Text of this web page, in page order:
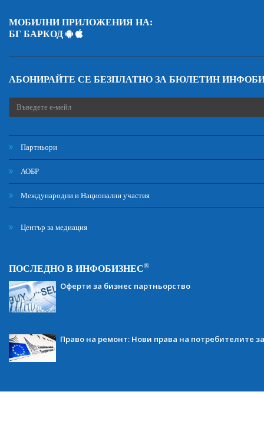
МОБИЛНИ ПРИЛОЖЕНИЯ НА:
БГ БАРКОД
АБОНИРАЙТЕ СЕ БЕЗПЛАТНО ЗА БЮЛЕТИН
Партньори
АОБР
Международни и Национални участия
Център за медиация
ПОСЛЕДНО В ИНФОБИЗНЕС®
Оферти за бизнес партньорство
Право на ремонт: Нови права на потребителите